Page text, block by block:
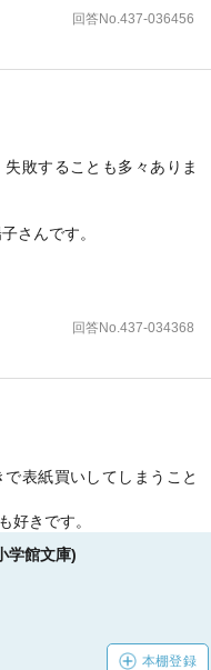
回答No.437-036456
敗することも多々ありま
さんです。
回答No.437-034368
表紙買いしてしまうこと
好きです。
学館文庫)
本棚登録